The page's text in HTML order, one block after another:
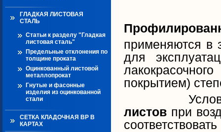
ГЛАДКАЯ ЛИСТОВАЯ
СТАЛЬ
Статьи к разделу "Гладкая
листовая сталь"
Предельные отклонения по
толщине проката
Оцинкованный листовой
металлопрокат
Гнутые и фасонные
изделия из оцинкованной
стали
СЕТКА КЛАДОЧНАЯ ВР В
КАРТАХ
применяются в
для
покрытием)
Условия
листов при